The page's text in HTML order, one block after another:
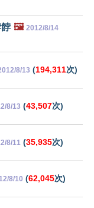
🖼️ 2012/8/14
8/13 (194,311次)
8/13 (43,507次)
8/11 (35,935次)
8/10 (62,045次)